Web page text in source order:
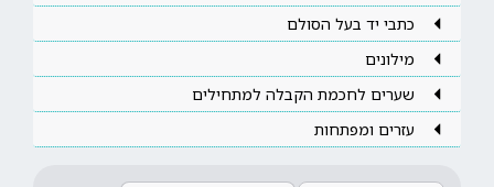
כתבי יד בעל הסולם
מילונים
שערים לחכמת הקבלה למתחילים
עזרים ומפתחות